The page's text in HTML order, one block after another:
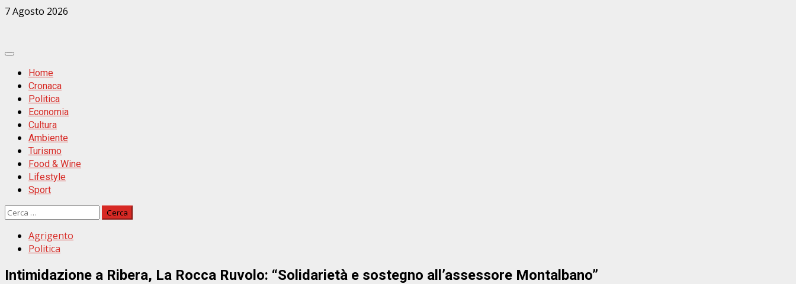
Zum
7 Agosto 2026
Primäres
MenüHome
Cronaca
Politica
Economia
Cultura
Ambiente
Turismo
Food & Wine
Lifestyle
Sport
Ricerca
Agrigento
Politica
Intimidazione a Ribera, La Rocca Ruvolo: “Solidarietà e sostegno all’assessore Montalbano”